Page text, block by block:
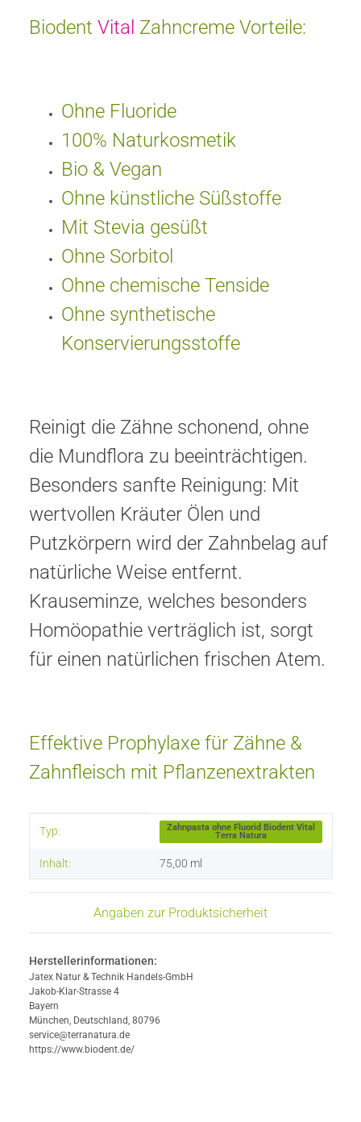
Biodent Vital Zahncreme Vorteile:
Ohne Fluoride
100% Naturkosmetik
Bio & Vegan
Ohne künstliche Süßstoffe
Mit Stevia gesüßt
Ohne Sorbitol
Ohne chemische Tenside
Ohne synthetische
Konservierungsstoffe
Reinigt die Zähne schonend, ohne
die Mundflora zu beeinträchtigen.
Besonders sanfte Reinigung: Mit
wertvollen Kräuter Ölen und
Putzkörpern wird der Zahnbelag auf
natürliche Weise entfernt.
Krauseminze, welches besonders
Homöopathie verträglich ist, sorgt
für einen natürlichen frischen Atem.
Effektive Prophylaxe für Zähne &
Zahnfleisch mit Pflanzenextrakten
Produkteigenschaft
Wert
Typ: Zahnpasta ohne Fluorid Biodent Vital
Terra Natura
Inhalt: 75,00 ml
Angaben zur Produktsicherheit
Herstellerinformationen:
Jatex Natur & Technik Handels-GmbH
Jakob-Klar-Strasse 4
Bayern
München, Deutschland, 80796
service@terranatura.de
https://www.biodent.de/